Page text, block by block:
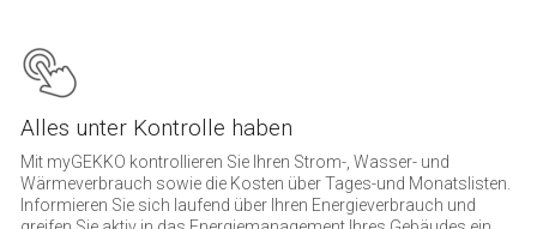
Alles unter Kontrolle haben
Mit myGEKKO kontrollieren Sie Ihren Strom-, Wasser- und
Wärmeverbrauch sowie die Kosten über Tages-und Monatslisten.
Informieren Sie sich laufend über Ihren Energieverbrauch und